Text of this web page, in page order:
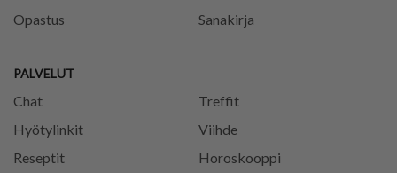
Opastus
PALVELUT
Chat
Treffit
Hyötylinkit
Viihde
Reseptit
Horoskooppi
Sanakirja